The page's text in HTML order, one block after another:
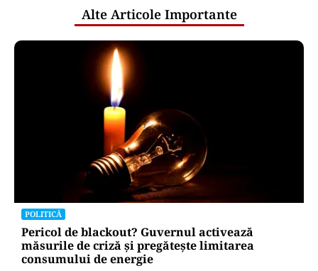
Alte Articole Importante
POLITICĂ
Pericol de blackout? Guvernul activează
măsurile de criză și pregătește limitarea
consumului de energie